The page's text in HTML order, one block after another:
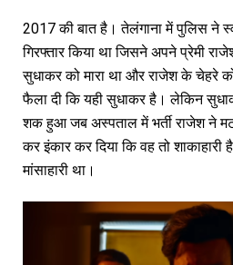
2017 की बात है। तेलंगाना में पुलिस ने
गिरफ्तार किया था जिसने अपने प्रेमी
सुधाकर को मारा था और राजेश के चेहरे
फैला दी कि यही सुधाकर है। लेकिन
शक हुआ जब अस्पताल में भर्ती राजेश ने
कर इंकार कर दिया कि वह तो
मांसाहारी था।